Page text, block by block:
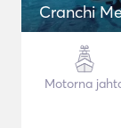
Cranchi
Motorna